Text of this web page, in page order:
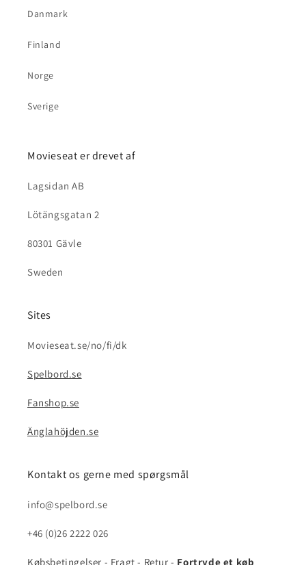
Danmark
Finland
Norge
Sverige
Movieseat er drevet af
Lagsidan AB
Lötängsgatan 2
80301 Gävle
Sweden
Sites
Movieseat.se/no/fi/dk
Spelbord.se
Fanshop.se
Änglahöjden.se
Kontakt os gerne med spørgsmål
info@spelbord.se
+46 (0)26 2222 026
Købsbetingelser - Fragt - Retur - Fortryde et køb